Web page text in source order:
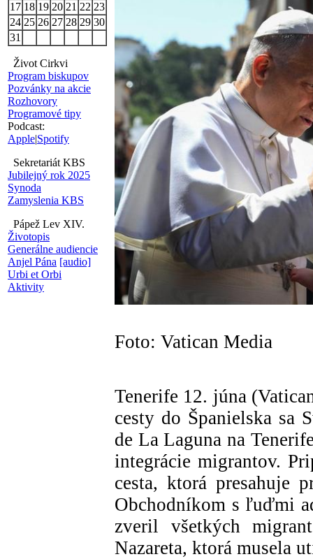
17 18 19 20 21 22 23
24 25 26 27 28 29 30
31
Život Cirkvi
Program biskupov
Pozvánky na akcie
Rozhovory
Programové tipy
Podcast:
Apple|Spotify
Sekretariát KBS
Jubilejný rok 2025
Synoda
Zamyslenia KBS
Pápež Lev XIV.
Životopis
Generálne audiencie
Anjel Pána [audio]
Urbi et Orbi
Aktivity
Foto: Vatican Media
Tenerife 12. júna
cesty do Španielska sa
de La Laguna na
integrácie migrantov.
cesta, ktorá presahuje
Obchodníkom s ľuďmi
zveril všetkých
Nazareta, ktorá musela